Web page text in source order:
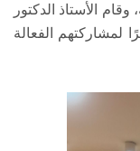
الأستاذ الدكتور
لمشاركتهم الفعالة